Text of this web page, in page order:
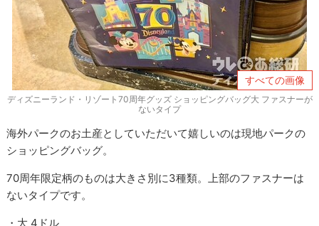
すべての画像
ディズニーランド・リゾート70周年グッズ ショッピングバッグ大 ファスナーが
ないタイプ
海外パークのお土産としていただいて嬉しいのは現地パークの
ショッピングバッグ。
70周年限定柄のものは大きさ別に3種類。上部のファスナーは
ないタイプです。
・大 4ドル